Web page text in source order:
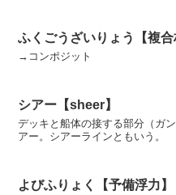
ふくごうざいりょう【複合
→コンポジット
シアー【sheer】
デッキと船体の接する部分（ガ
アー。シアーラインともいう。
よびふりょく【予備浮力】